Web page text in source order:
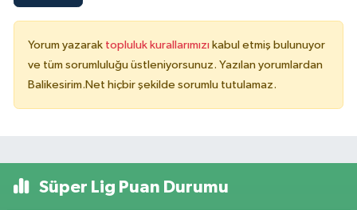
Yorum yazarak topluluk kurallarımızı kabul etmiş bulunuyor
ve tüm sorumluluğu üstleniyorsunuz. Yazılan yorumlardan
Balikesirim.Net hiçbir şekilde sorumlu tutulamaz.
Süper Lig Puan Durumu